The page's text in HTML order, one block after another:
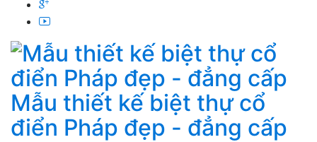
Mẫu thiết kế biệt thự cổ
điển Pháp đẹp - đẳng cấp